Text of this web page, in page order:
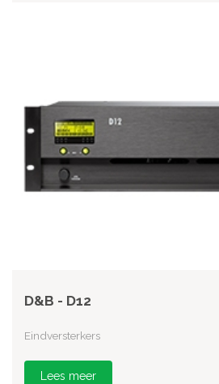
D&B - D12
Eindversterkers
Lees meer